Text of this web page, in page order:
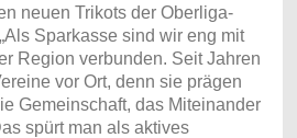
neuen Trikots der Oberliga-
Sparkasse sind wir eng mit
Region verbunden. Seit Jahren
vor Ort, denn sie prägen
Gemeinschaft, das Miteinander
spürt man als aktives